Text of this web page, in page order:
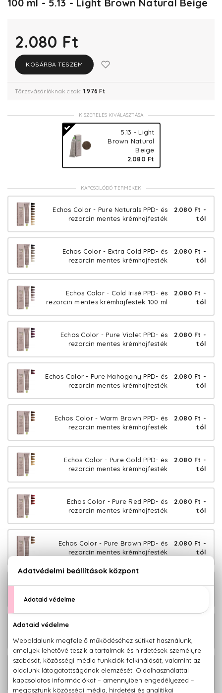
100 ml - 5.13 - Light Brown Natural Beige
2.080 Ft
KOSÁRBA TESZEM
Törzsvásárlóknak csak: 1.976 Ft
KISZERELÉS KIVÁLASZTÁSA
5.13 - Light
Brown Natural
Beige
2.080 Ft
KAPCSOLÓDÓ TERMÉKEK
Echos Color - Pure Naturals PPD- és
rezorcin mentes krémhajfesték
2.080 Ft -
tól
Echos Color - Extra Cold PPD- és
rezorcin mentes krémhajfesték
2.080 Ft -
tól
Echos Color - Cold Irisé PPD- és
rezorcin mentes krémhajfesték 100 ml
2.080 Ft -
tól
Echos Color - Pure Violet PPD- és
rezorcin mentes krémhajfesték
2.080 Ft -
tól
Echos Color - Pure Mahogany PPD- és
rezorcin mentes krémhajfesték
2.080 Ft -
tól
Echos Color - Warm Brown PPD- és
rezorcin mentes krémhajfesték
2.080 Ft -
tól
Echos Color - Pure Gold PPD- és
rezorcin mentes krémhajfesték
2.080 Ft -
tól
Echos Color - Pure Red PPD- és
rezorcin mentes krémhajfesték
2.080 Ft -
tól
Echos Color - Pure Brown PPD- és
rezorcin mentes krémhajfesték
2.080 Ft -
tól
Echos Color - Pure Copper PPD- és
2.080 Ft -
Echos Color - Cold Copper PPD- és
Echos Color - Copper Gold PPD- és
rezorcin mentes krémhajfesték
2.080 Ft -